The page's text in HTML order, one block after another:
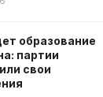
образование
партии
свои